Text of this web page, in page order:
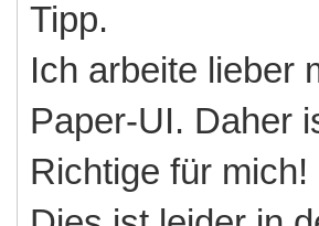
}
}
Tipp.
Ich arbeite lieber
Paper-UI. Daher
Richtige für mich!